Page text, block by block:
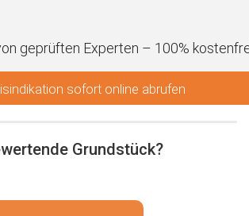
geprüften Experten – 100%
sofort online abrufen